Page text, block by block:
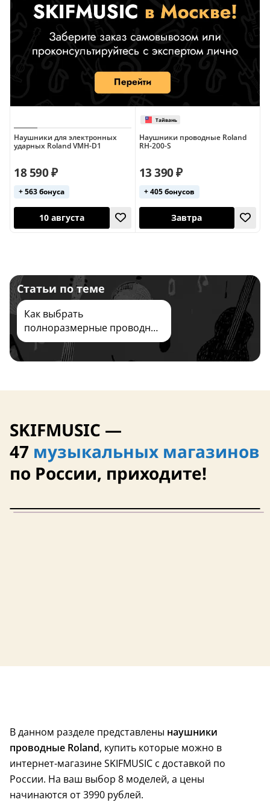
Наушники для электронных
ударных Roland VMH-D1
18 590 ₽
+ 563 бонуса
10 августа
Наушники проводные Roland
RH-200-S
13 390 ₽
+ 405 бонусов
Завтра
Статьи по теме
Как выбрать
полноразмерные проводные
и беспроводные наушники
SKIFMUSIC —
47 музыкальных магазинов
по России, приходите!
В данном разделе представлены наушники
проводные Roland, купить которые можно в
интернет-магазине SKIFMUSIC с доставкой по
России. На ваш выбор 8 моделей, а цены
начинаются от 3990 рублей.